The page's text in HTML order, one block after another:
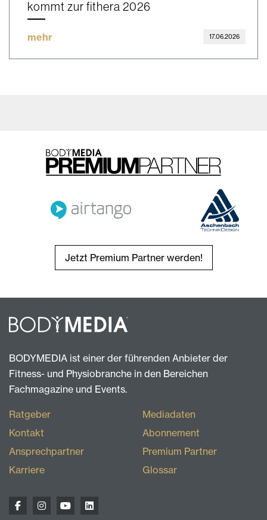
kommt zur fithera 2026
mehr 17.06.2026
Jetzt Premium Partner werden!
BODYMEDIA ist einer der führenden Anbieter der
Fitness- und Physiobranche in den Bereichen
Fachmagazine und Events.
Ratgeber
Kontakt
Ansprechpartner
Karriere
Mediadaten
Abonnement
Premium Partner
Glossar